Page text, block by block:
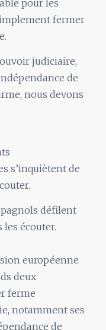
pour les
fermer
judiciaire,
de
nous devons
s’inquiètent de
défilent
les écouter.
européenne
deux
ferme
notamment ses
de